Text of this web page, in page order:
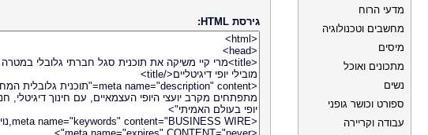
גירסת HTML:
מדעי הרוח
מחשבים וטכנולוגיה
מיסים
מתכונים ואוכל
נשים
ספורט וכושר גופני
עבודה וקריירה